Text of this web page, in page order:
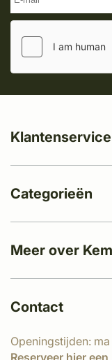
Meer over
Klantenservice
Categorieën
Contact
Openingstijden: